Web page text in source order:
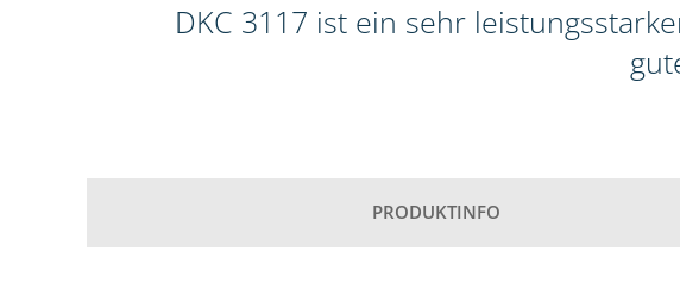
DKC 3117 ist ein sehr
PRODUKTINFO